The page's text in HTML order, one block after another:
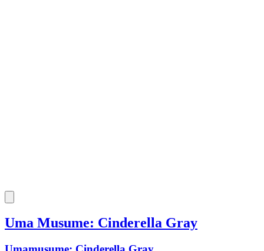
Uma Musume: Cinderella Gray